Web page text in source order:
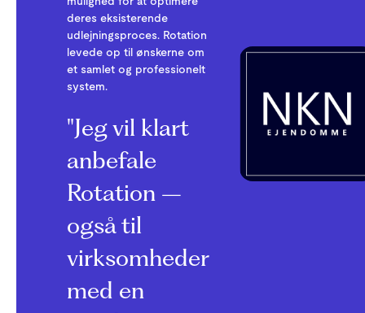
deres eksisterende
udlejningsproces. Rotation
levede op til ønskerne om
et samlet og professionelt
system.
"Jeg vil klart
anbefale
Rotation –
også til
virksomheder
med en